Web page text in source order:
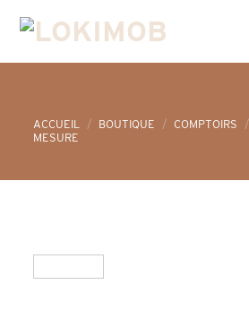
ACCUEIL / BOUTIQUE / COMPTOIRS /
MESURE